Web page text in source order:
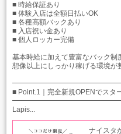
■ 時給保証あり
■ 体験入店は全額日払いOK
■ 各種高額バックあり
■ 入店祝い金あり
■ 個人ロッカー完備
基本時給に加えて豊富なバック制
想像以上にしっかり稼げる環境が
■ Point.1｜完全新規OPENでスタ
Lapis...
ナイスタ